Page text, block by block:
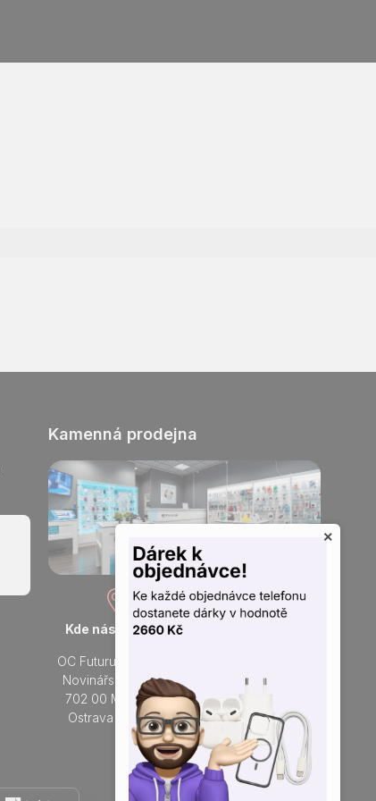
Kamenná prodejna
Kde nás najdete
OC Futurum Ostrava
Novinářská 3178/6
702 00 Moravská
Ostrava a Přívoz
9 - 21 hod.
Do prodejny
Přidejte se k nám na sítích
×